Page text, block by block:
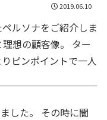
2019.06.10
ルソナをご紹介しま
想の顧客像。 ター
ピンポイントで一人
した。 その時に闇